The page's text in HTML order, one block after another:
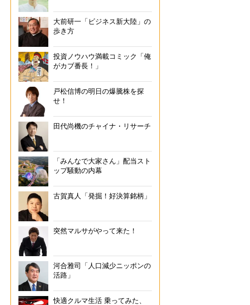
大前研一「ビジネス新大陸」の
歩き方
投資ノウハウ満載コミック「俺
がカブ番長！」
戸松信博の明日の爆騰株を探
せ！
田代尚機のチャイナ・リサーチ
「みんなで大家さん」配当スト
ップ騒動の内幕
古賀真人「発掘！好決算銘柄」
突然マルサがやって来た！
河合雅司「人口減少ニッポンの
活路」
快適クルマ生活 乗ってみた、